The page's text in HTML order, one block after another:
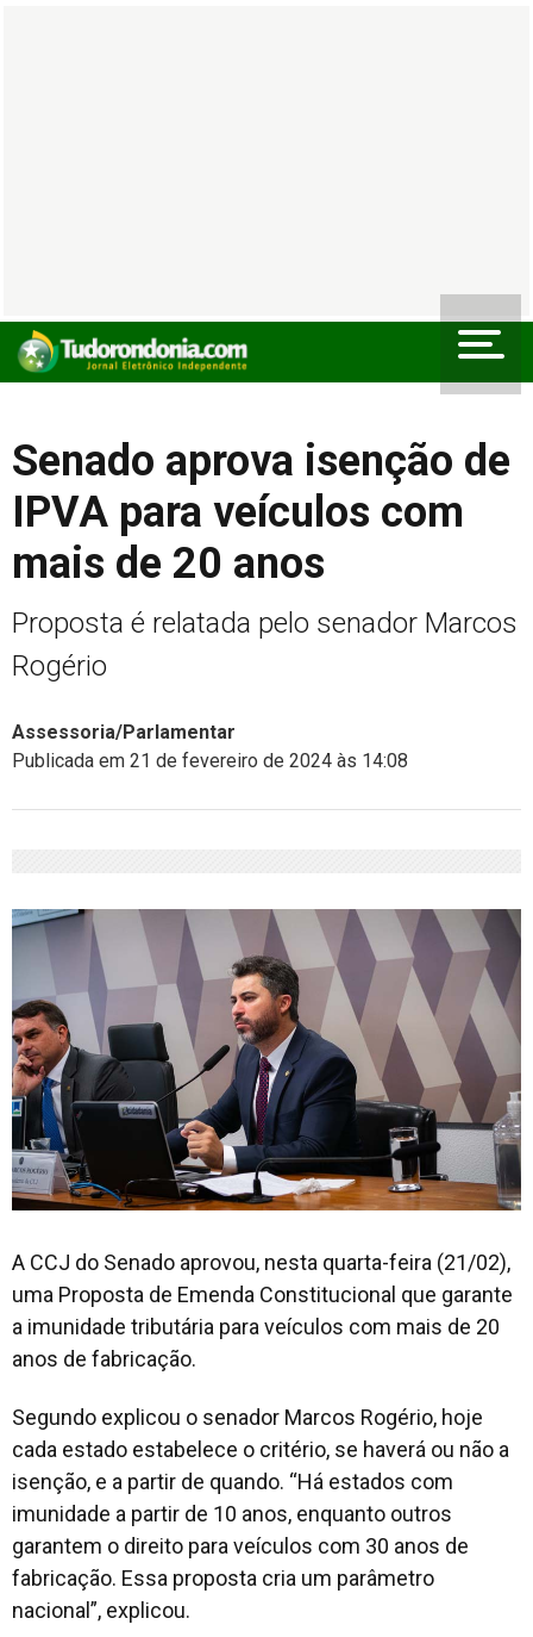
Senado aprova isenção de
IPVA para veículos com
mais de 20 anos
Proposta é relatada pelo senador Marcos
Rogério
Assessoria/Parlamentar
Publicada em 21 de fevereiro de 2024 às 14:08
A CCJ do Senado aprovou, nesta quarta-feira (21/02),
uma Proposta de Emenda Constitucional que garante
a imunidade tributária para veículos com mais de 20
anos de fabricação.
Segundo explicou o senador Marcos Rogério, hoje
cada estado estabelece o critério, se haverá ou não a
isenção, e a partir de quando. “Há estados com
imunidade a partir de 10 anos, enquanto outros
garantem o direito para veículos com 30 anos de
fabricação. Essa proposta cria um parâmetro
nacional”, explicou.